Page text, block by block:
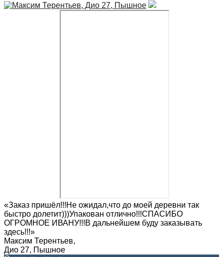
«Заказ пришёл!!!Не ожидал,что до моей деревни так
быстро долетит)))Упакован отлично!!!СПАСИБО
ОГРОМНОЕ ИВАНУ!!!В дальнейшем буду заказывать
здесь!!!»
Максим Терентьев,
Дио 27, Пышное